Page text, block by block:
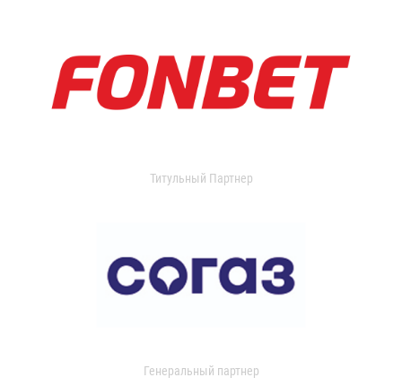
Титульный Партнер
Генеральный партнер